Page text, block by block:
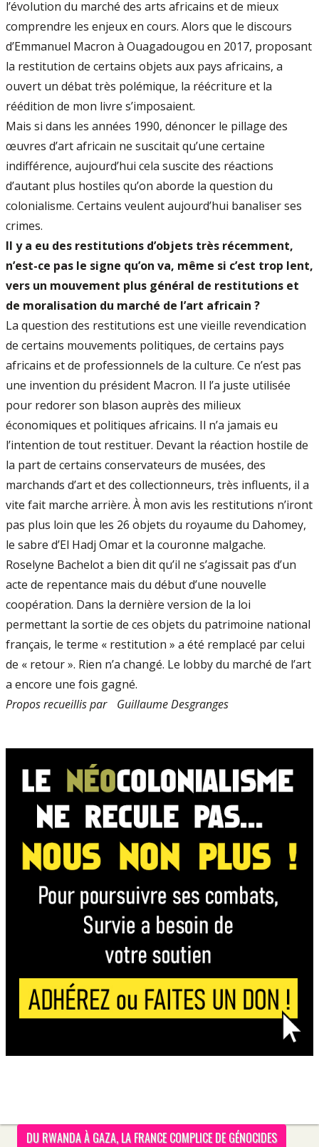
l’évolution du marché des arts africains et de mieux
comprendre les enjeux en cours. Alors que le discours
d’Emmanuel Macron à Ouagadougou en 2017, proposant
la restitution de certains objets aux pays africains, a
ouvert un débat très polémique, la réécriture et la
réédition de mon livre s’imposaient.
Mais si dans les années 1990, dénoncer le pillage des
œuvres d’art africain ne suscitait qu’une certaine
indifférence, aujourd’hui cela suscite des réactions
d’autant plus hostiles qu’on aborde la question du
colonialisme. Certains veulent aujourd’hui banaliser ses
crimes.
Il y a eu des restitutions d’objets très récemment,
n’est-ce pas le signe qu’on va, même si c’est trop lent,
vers un mouvement plus général de restitutions et
de moralisation du marché de l’art africain ?
La question des restitutions est une vieille revendication
de certains mouvements politiques, de certains pays
africains et de professionnels de la culture. Ce n’est pas
une invention du président Macron. Il l’a juste utilisée
pour redorer son blason auprès des milieux
économiques et politiques africains. Il n’a jamais eu
l’intention de tout restituer. Devant la réaction hostile de
la part de certains conservateurs de musées, des
marchands d’art et des collectionneurs, très influents, il a
vite fait marche arrière. À mon avis les restitutions n’iront
pas plus loin que les 26 objets du royaume du Dahomey,
le sabre d’El Hadj Omar et la couronne malgache.
Roselyne Bachelot a bien dit qu’il ne s’agissait pas d’un
acte de repentance mais du début d’une nouvelle
coopération. Dans la dernière version de la loi
permettant la sortie de ces objets du patrimoine national
français, le terme « restitution » a été remplacé par celui
de « retour ». Rien n’a changé. Le lobby du marché de l’art
a encore une fois gagné.
Propos recueillis par Guillaume Desgranges
DU RWANDA À GAZA, LA FRANCE COMPLICE DE GÉNOCIDES